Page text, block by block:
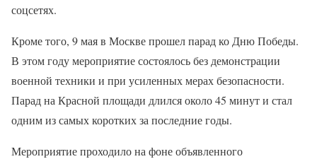
соцсетях.
Кроме того, 9 мая в Москве прошел парад ко Дню Победы.
В этом году мероприятие состоялось без демонстрации
военной техники и при усиленных мерах безопасности.
Парад на Красной площади длился около 45 минут и стал
одним из самых коротких за последние годы.
Мероприятие проходило на фоне объявленного